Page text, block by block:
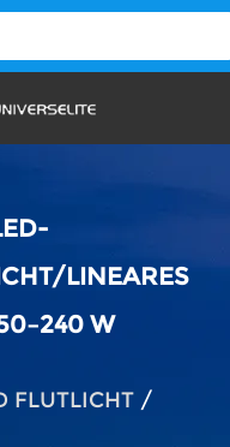
LINEARES
W
FLUTLICHT /